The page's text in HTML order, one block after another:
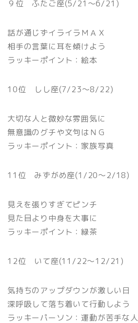
９位 ふたご座(5/21〜6/21)
話が通じずイライラＭＡＸ
相手の言葉に耳を傾けよう
ラッキーポイント：絵本
10位 しし座(7/23〜8/22)
大切な人と微妙な雰囲気に
無意識のグチや文句はＮＧ
ラッキーポイント：家族写真
11位 みずがめ座(1/20〜2/18)
見えを張りすぎてピンチ
見た目より中身を大事に
ラッキーポイント：緑茶
12位 いて座(11/22〜12/21)
気持ちのアップダウンが激しい日
深呼吸して落ち着いて行動しよう
ラッキーパーソン：運動が苦手な人